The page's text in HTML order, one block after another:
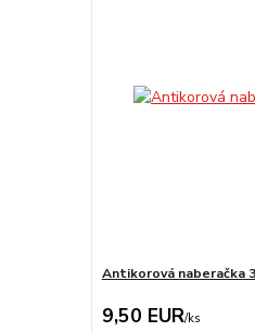
Antikorová naberačka
9,50 EUR/ks